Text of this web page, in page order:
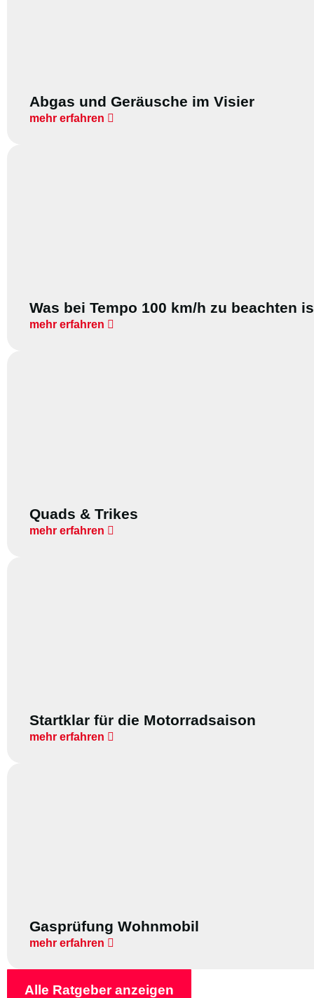
Abgas und Geräusche im Visier
mehr erfahren
Was bei Tempo 100 km/h zu beachten
mehr erfahren
Quads & Trikes
mehr erfahren
Startklar für die Motorradsaison
mehr erfahren
Gasprüfung Wohnmobil
mehr erfahren
Alle Ratgeber anzeigen